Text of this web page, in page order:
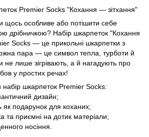
Premier Socks "Кохання — зітхання"
щось особливе або потішити себе
дрібничкою? Набір шкарпеток "Кохання
Socks — це прикольні шкарпетки з
пара — це символ тепла, турботи й
не лише зігрівають, а й нагадують про
у простих речах!
шкарпеток Premier Socks:
дизайн;
як подарунок для коханих;
та приємні на дотик матеріали;
носіння.